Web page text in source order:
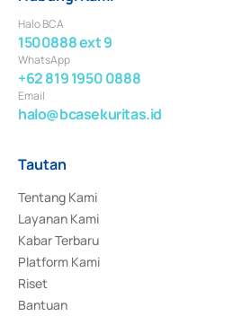
Halo BCA
1500888 ext 9
WhatsApp
+62 819 1950 0888
Email
halo@bcasekuritas.id
Tautan
Tentang Kami
Layanan Kami
Kabar Terbaru
Platform Kami
Riset
Bantuan